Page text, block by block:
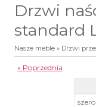
Drzwi
standard
Nasze meble» Drzwi
« Poprzednia